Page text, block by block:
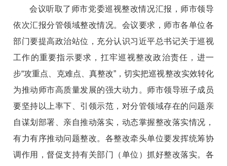
会议听取了师市党委巡视整改情况汇报，师市领导
依次汇报分管领域整改情况。会议要求，师市各单位各
部门要提高政治站位，充分认识习近平总书记关于巡视
工作的重要指示要求，扛牢巡视整改政治责任，进一
步“攻重点、克难点、真整改”，切实把巡视整改实效转化
为推动师市高质量发展的强大动力。师市领导班子成员
要坚持以上率下、引领示范，对分管领域存在的问题亲
自谋划部署、亲自推动落实，动态掌握整改落实情况，
有力有序推动问题整改。各整改牵头单位要发挥统筹协
调作用，督促支持有关部门（单位）抓好整改落实。各